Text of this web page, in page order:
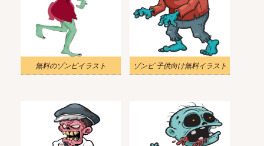
無料のゾンビイラスト ゾンビ 子供向け無料イラスト